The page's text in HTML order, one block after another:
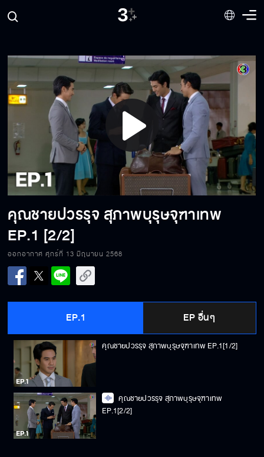
Play
Video
คุณชายปวรรุจ สุภาพบุรุษจุฑาเทพ
EP.1 [2/2]
ออกอากาศ ศุกร์ที่ 13 มิถุนายน 2568
EP.1 EP อื่นๆ
คุณชายปวรรุจ สุภาพบุรุษจุฑาเทพ EP.1[1/2]
คุณชายปวรรุจ สุภาพบุรุษจุฑาเทพ
EP.1[2/2]